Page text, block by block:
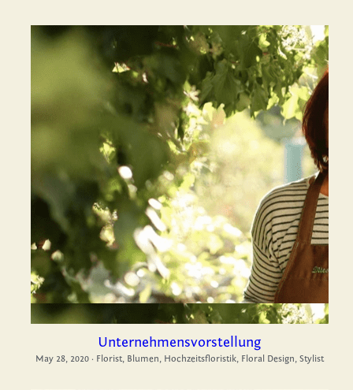
Unternehmensvorstellung
May 28, 2020· Florist, Blumen, Hochzeitsfloristik, Floral Design, Stylist